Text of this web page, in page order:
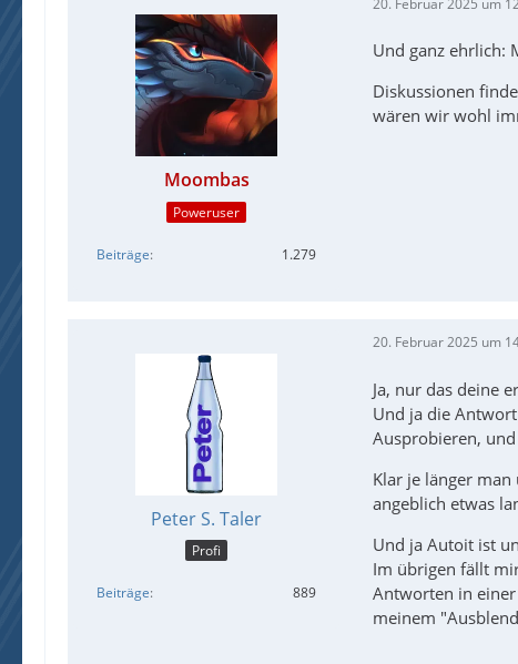
Moombas
Poweruser
Beiträge 1.279
20. Februar 2025 um
Und ganz ehrlich:
Diskussionen
wären wir wohl
Peter S. Taler
Profi
Beiträge 889
20. Februar 2025 um
Ja, nur das deine
Und ja die
Ausprobieren,
Klar je länger
angeblich etwas
Und ja Autoit ist
Im übrigen fällt
Antworten in einer
meinem